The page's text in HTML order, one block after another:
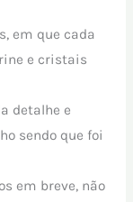
em que cada
e cristais
detalhe e
sendo que foi
em breve, não